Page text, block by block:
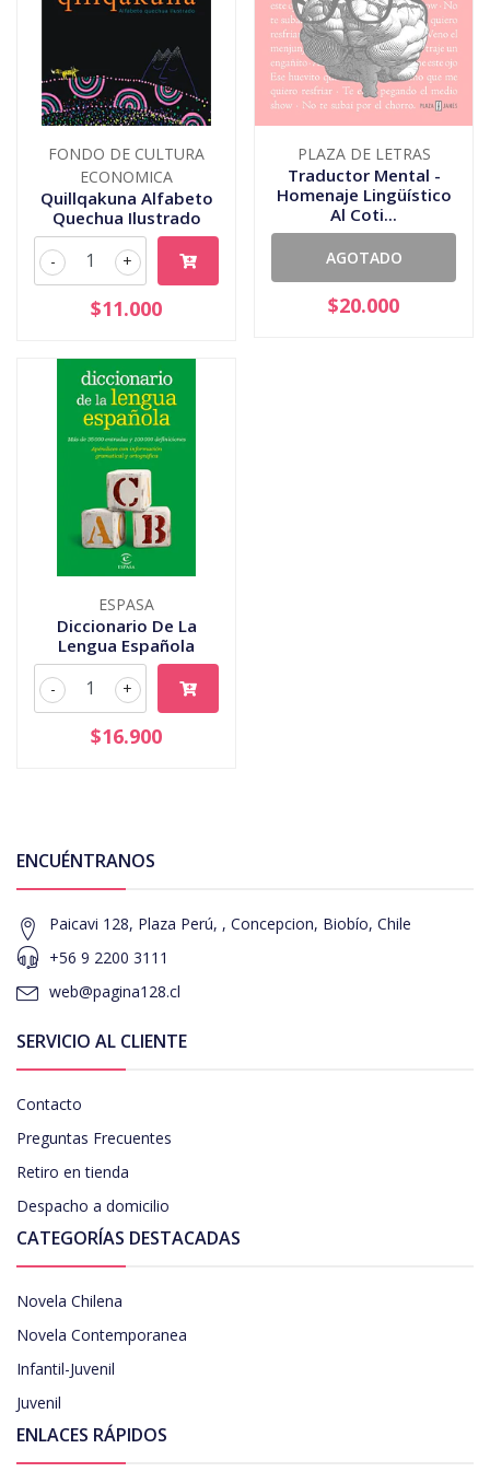
FONDO DE CULTURA
ECONOMICA
Quillqakuna Alfabeto
Quechua Ilustrado
+
-
$11.000
PLAZA DE LETRAS
Traductor Mental -
Homenaje Lingüístico
Al Coti...
AGOTADO
$20.000
ESPASA
Diccionario De La
Lengua Española
+
-
$16.900
ENCUÉNTRANOS
Paicavi 128, Plaza Perú, , Concepcion, Biobío, Chile
+56 9 2200 3111
web@pagina128.cl
SERVICIO AL CLIENTE
Contacto
Preguntas Frecuentes
Retiro en tienda
Despacho a domicilio
CATEGORÍAS DESTACADAS
Novela Chilena
Novela Contemporanea
Infantil-Juvenil
Juvenil
ENLACES RÁPIDOS